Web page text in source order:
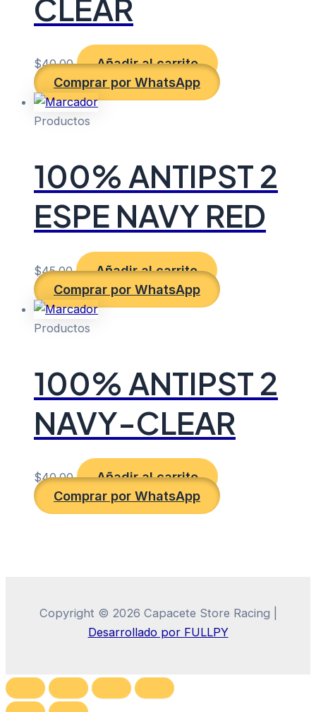
CLEAR
$40.00
Añadir al carrito
Comprar por WhatsApp
Productos
100% ANTIPST 2
ESPE NAVY RED
$45.00
Añadir al carrito
Comprar por WhatsApp
Productos
100% ANTIPST 2
NAVY-CLEAR
$40.00
Añadir al carrito
Comprar por WhatsApp
Copyright © 2026 Capacete Store Racing |
Desarrollado por FULLPY